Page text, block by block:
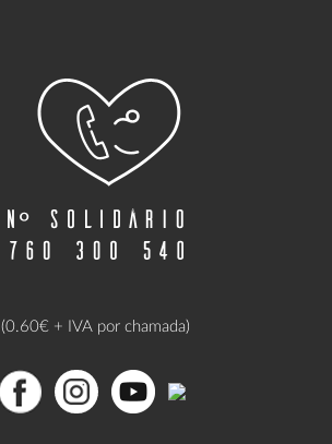
(0.60€ + IVA por chamada)